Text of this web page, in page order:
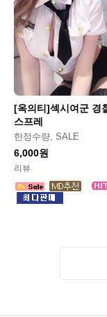
[옥의티]섹시여군 경
스프레
한정수량, SALE
6,000원
리뷰